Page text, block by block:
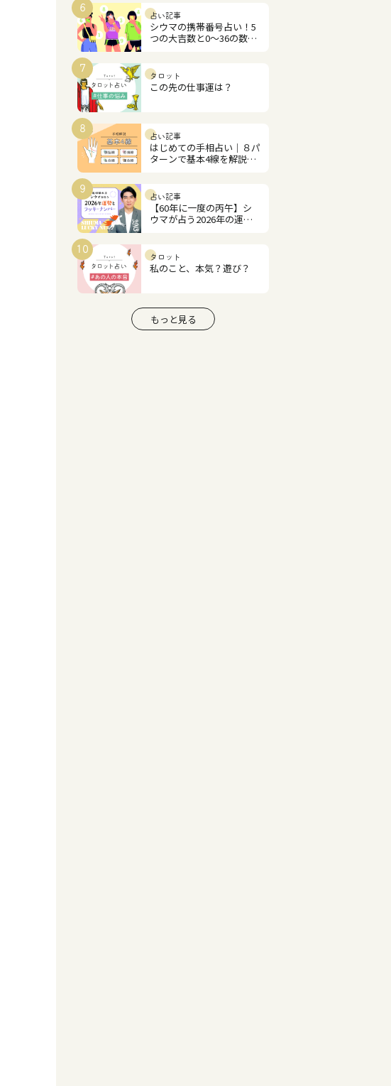
6
占い記事
シウマの携帯番号占い！5
つの大吉数と0～36の数字
7
タロット
この先の仕事運は？
8
占い記事
はじめての手相占い｜８パ
ターンで基本4線を解説！
9
占い記事
【60年に一度の丙午】シ
ウマが占う2026年の運勢
10
タロット
私のこと、本気？遊び？
もっと見る